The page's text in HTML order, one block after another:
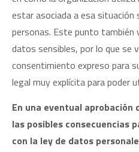
estar asociada a esa situación
personas. Este punto también
datos sensibles, por lo que se
consentimiento expreso para
legal muy explícita para poder
En una eventual aprobación
las posibles consecuencias
con la ley de datos